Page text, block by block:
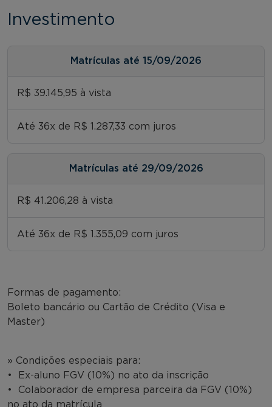
Investimento
Matrículas até 15/09/2026
R$ 39.145,95 à vista
Até 36x de R$ 1.287,33 com juros
Matrículas até 29/09/2026
R$ 41.206,28 à vista
Até 36x de R$ 1.355,09 com juros
Formas de pagamento:
Boleto bancário ou Cartão de Crédito (Visa e
Master)
» Condições especiais para:
• Ex-aluno FGV (10%) no ato da inscrição
• Colaborador de empresa parceira da FGV (10%)
no ato da matrícula